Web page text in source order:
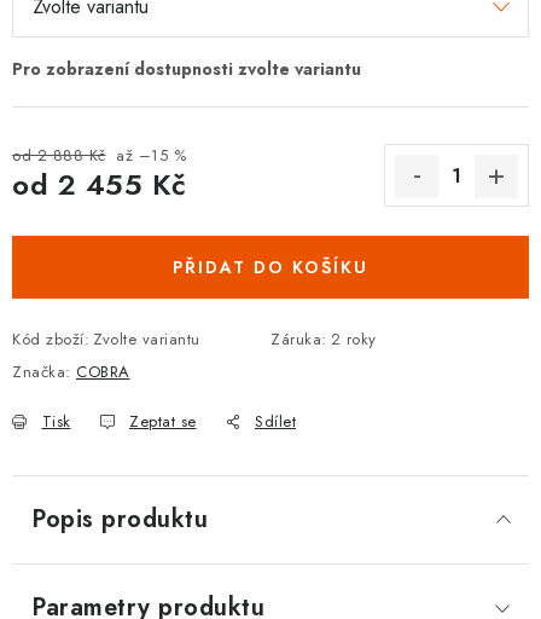
DOPLŇKY KE DVEŘÍM
STAVEBNÍ POUZDRA
POKLADNIČKY NA ZÁMEK
TREZORY
Kontakt O nás OP
od 2 888 Kč až –15 %
od 2 455 Kč
PŘIDAT DO KOŠÍKU
Kód zboží: Zvolte variantu Záruka: 2 roky
Značka: COBRA
Tisk Zeptat se Sdílet
Popis produktu
Parametry produktu